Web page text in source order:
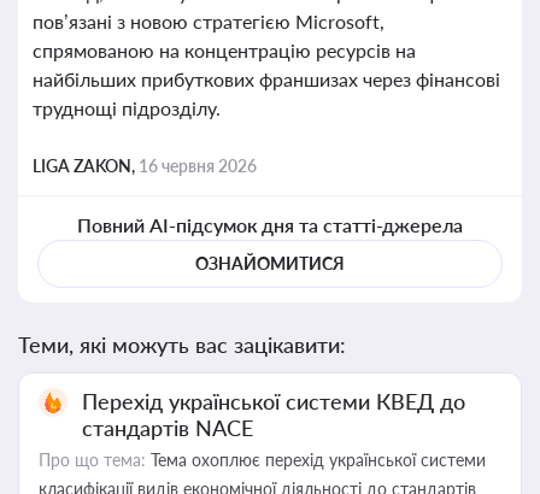
пов’язані з новою стратегією Microsoft,
спрямованою на концентрацію ресурсів на
найбільших прибуткових франшизах через фінансові
труднощі підрозділу.
LIGA ZAKON, 16 червня 2026
Повний AI-підсумок дня та статті-джерела
ОЗНАЙОМИТИСЯ
Теми, які можуть вас зацікавити:
Перехід української системи КВЕД до
стандартів NACE
Про що тема: Тема охоплює перехід української системи
класифікації видів економічної діяльності до стандартів